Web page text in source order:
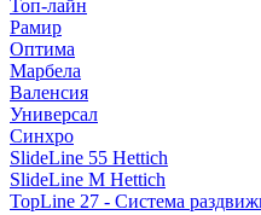
Топ-лайн
Рамир
Оптима
Марбела
Валенсия
Универсал
Синхро
SlideLine 55 Hettich
SlideLine M Hettich
TopLine 27 - Система